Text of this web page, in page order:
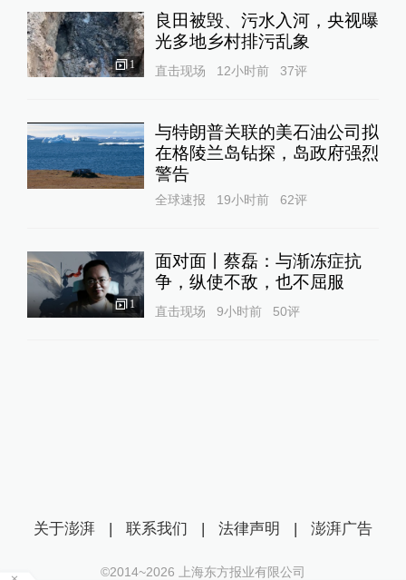
1
良田被毁、污水入河，央视曝
光多地乡村排污乱象
直击现场 12小时前 37评
与特朗普关联的美石油公司拟
在格陵兰岛钻探，岛政府强烈
警告
全球速报 19小时前 62评
1
面对面丨蔡磊：与渐冻症抗
争，纵使不敌，也不屈服
直击现场 9小时前 50评
关于澎湃 | 联系我们 | 法律声明 | 澎湃广告
©2014~2026 上海东方报业有限公司